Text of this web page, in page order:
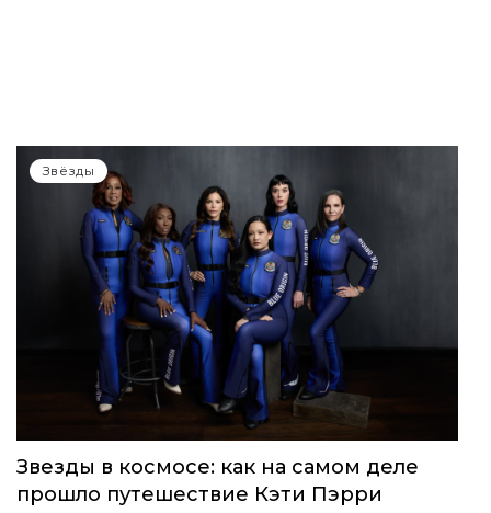
Звёзды
Звезды в космосе: как на самом деле
прошло путешествие Кэти Пэрри